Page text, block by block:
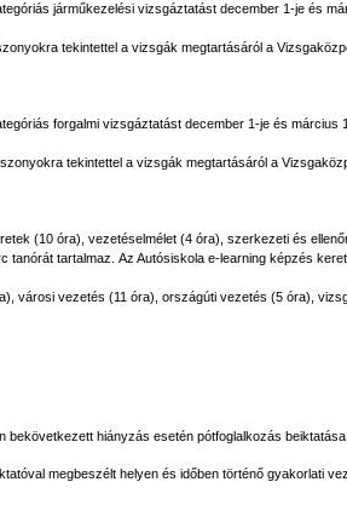
járműkezelési vizsgáztatást december 1-je és
tekintettel a vizsgák megtartásáról a
forgalmi vizsgáztatást december 1-je és március
tekintettel a vizsgák megtartásáról a
(10 óra), vezetéselmélet (4 óra), szerkezeti és
tanórát tartalmaz. Az Autósiskola e-learning képzés
városi vezetés (11 óra), országúti vezetés (5 óra),
bekövetkezett hiányzás esetén pótfoglalkozás
megbeszélt helyen és időben történő gyakorlati